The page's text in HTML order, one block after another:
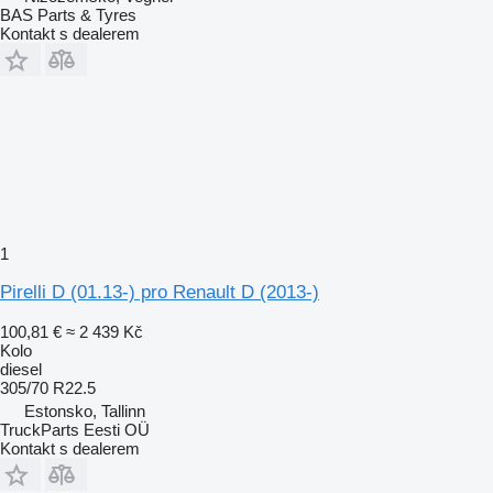
BAS Parts & Tyres
Kontakt s dealerem
1
Pirelli D (01.13-) pro Renault D (2013-)
100,81 € ≈ 2 439 Kč
Kolo
diesel
305/70 R22.5
Estonsko, Tallinn
TruckParts Eesti OÜ
Kontakt s dealerem